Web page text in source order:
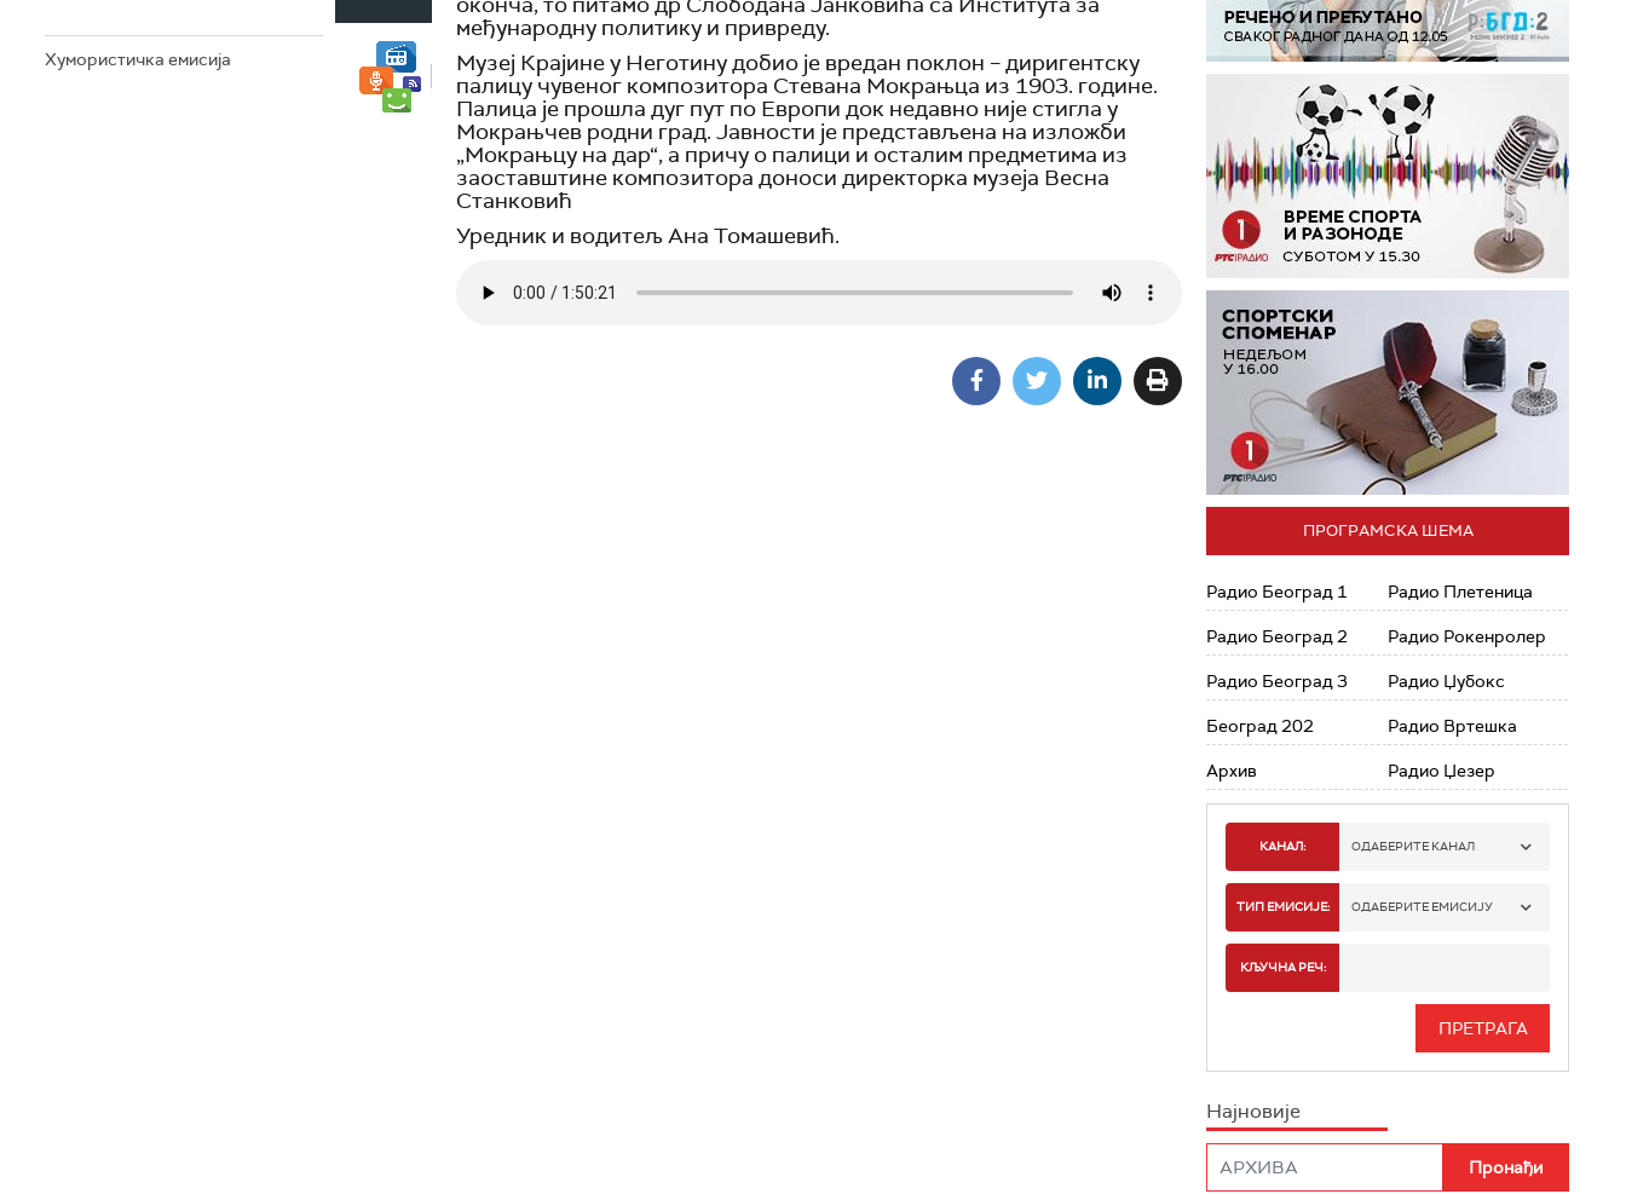
Хумористичка емисија
међународну политику и привреду.
Музеј Крајине у Неготину добио је вредан поклон – диригентску
палицу чувеног композитора Стевана Мокрањца из 1903. године.
Палица је прошла дуг пут по Европи док недавно није стигла у
Мокрањчев родни град. Јавности је представљена на изложби
„Мокрањцу на дар“, а причу о палици и осталим предметима из
заоставштине композитора доноси директорка музеја Весна
Станковић
Уредник и водитељ Ана Томашевић.
ПРОГРАМСКА ШЕМА
Радио Београд 1
Радио Београд 2
Радио Београд 3
Београд 202
Архив
Радио Плетеница
Радио Рокенролер
Радио Џубокс
Радио Вртешка
Радио Џезер
КАНАЛ: ОДАБЕРИТЕ КАНАЛ
РАДИО БЕОГРАД 1
РАДИО БЕОГРАД 3
РАДИО РОКЕНРОЛЕР
ТИП ЕМИСИЈЕ: ОДАБЕРИТЕ ЕМИСИЈУ
ИНФО
КЉУЧНА РЕЧ:
Најновије